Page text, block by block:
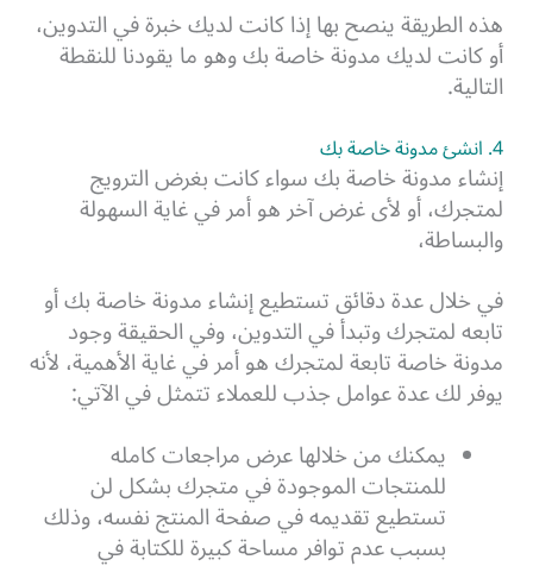
هذه الطريقة ينصح بها إذا كانت لديك خبرة في التدوين،
أو كانت لديك مدونة خاصة بك وهو ما يقودنا للنقطة
التالية.
4. انشئ مدونة خاصة بك
إنشاء مدونة خاصة بك سواء كانت بغرض الترويج
لمتجرك، أو لأى غرض آخر هو أمر في غاية السهولة
والبساطة،
في خلال عدة دقائق تستطيع إنشاء مدونة خاصة بك أو
تابعه لمتجرك وتبدأ في التدوين، وفي الحقيقة وجود
مدونة خاصة تابعة لمتجرك هو أمر في غاية الأهمية، لأنه
يوفر لك عدة عوامل جذب للعملاء تتمثل في الآتي:
يمكنك من خلالها عرض مراجعات كامله
للمنتجات الموجودة في متجرك بشكل لن
تستطيع تقديمه في صفحة المنتج نفسه، وذلك
بسبب عدم توافر مساحة كبيرة للكتابة في